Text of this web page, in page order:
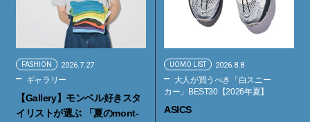
FASHION 2026.7.27
ギャラリー
【Gallery】モンベル好きスタ
イリストが選ぶ 「夏のmont-
UOMO LIST 2026.8.8
大人が買うべき「白スニー
カー」BEST30【2026年夏】
ASICS